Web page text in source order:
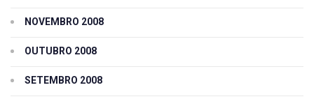
NOVEMBRO 2008
OUTUBRO 2008
SETEMBRO 2008